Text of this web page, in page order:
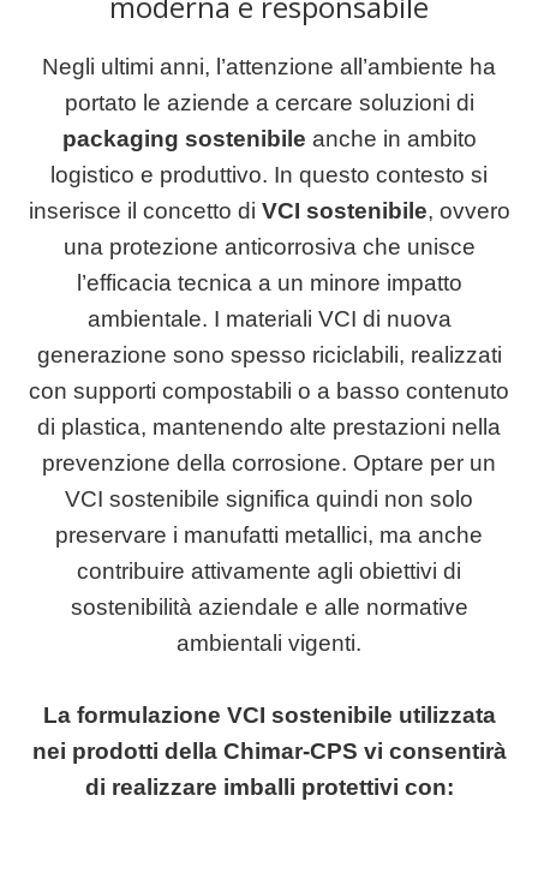
Negli ultimi anni, l’attenzione all’ambiente ha
portato le aziende a cercare soluzioni di
packaging sostenibile anche in ambito
logistico e produttivo. In questo contesto si
inserisce il concetto di VCI sostenibile, ovvero
una protezione anticorrosiva che unisce
l’efficacia tecnica a un minore impatto
ambientale. I materiali VCI di nuova
generazione sono spesso riciclabili, realizzati
con supporti compostabili o a basso contenuto
di plastica, mantenendo alte prestazioni nella
prevenzione della corrosione. Optare per un
VCI sostenibile significa quindi non solo
preservare i manufatti metallici, ma anche
contribuire attivamente agli obiettivi di
sostenibilità aziendale e alle normative
ambientali vigenti.
La formulazione VCI sostenibile utilizzata
nei prodotti della Chimar-CPS vi consentirà
di realizzare imballi protettivi con: